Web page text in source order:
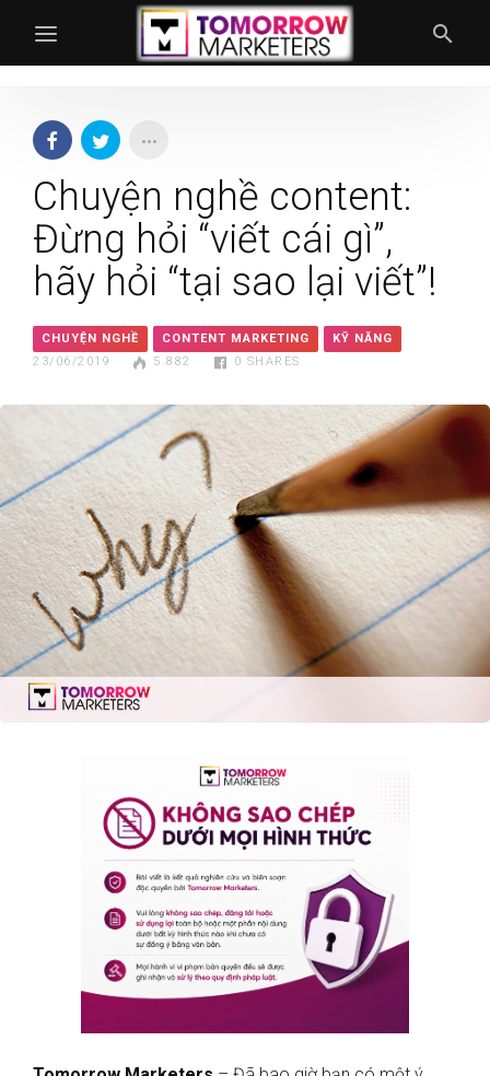
Chuyện nghề content:
Đừng hỏi “viết cái gì”,
hãy hỏi “tại sao lại viết”!
CHUYỆN NGHỀ CONTENT MARKETING
KỸ NĂNG
23/06/2019
5.882 0 SHARES